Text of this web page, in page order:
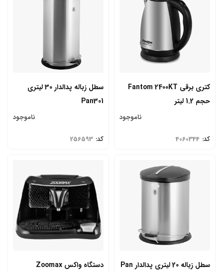
کتری برقی Fantom 2400KT
حجم 1.2 لیتر
ناموجود
کد: 4060344
سطل زباله پدالدار 30 لیتری
Pan301
ناموجود
کد: 256593
سطل زباله 20 لیتری پدالدار Pan
دستگاه واکس Zoomax